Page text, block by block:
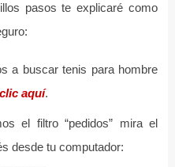
pasos te explicaré como
a buscar tenis para hombre
clic aquí.
el filtro “pedidos” mira el
desde tu computador: